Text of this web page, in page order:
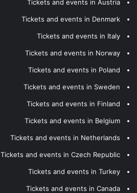
Tickets and events in Austria
Tickets and events in Denmark
Tickets and events in Italy
Tickets and events in Norway
Tickets and events in Poland
Tickets and events in Sweden
Tickets and events in Finland
Tickets and events in Belgium
Tickets and events in Netherlands
Tickets and events in Czech Republic
Tickets and events in Turkey
Tickets and events in Canada